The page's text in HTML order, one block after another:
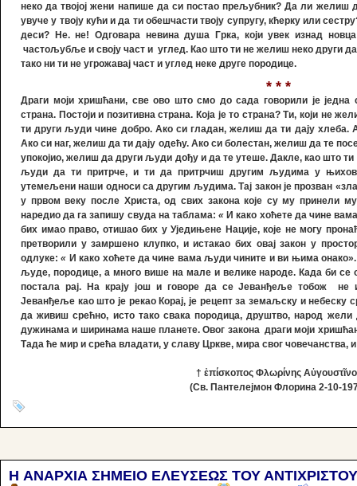
неко да твојој жени напише да си постао прељубник? Да ли желиш
увуче у твоју кући и да ти обешчасти твоју супругу, кћерку или
деси? Не. не! Одговара невина душа Грка, који увек изнад
частољубље и своју част и углед. Као што ти не желиш неко други
тако ни ти не угрожавај част и углед неке друге породице.
* * *
Драги моји хришћани, све ово што смо до сада говорили је једна
страна. Постоји и позитивна страна. Која је то страна? Ти, који не
ти други људи чине добро. Ако си гладан, желиш да ти дају хлеба.
Ако си наг, желиш да ти дају одећу. Ако си болестан, желиш да те
упокојио, желиш да други људи дођу и да те утеше. Дакле, као што ти
људи да ти притрче, и ти да притрчиш другим људима у
утемељени наши односи са другим људима. Тај закон је прозван
у првом веку после Христа, од свих закона које су му принели
наредио да га запишу свуда на таблама:« И како хоћете да чине
бих имао право, отишао бих у Уједињене Нације, које не могу
претворили у замршено клупко, и истакао бих овај закон у
одлуке:« И како хоћете да чине вама људи чините и ви њима
људе, породице, а много више на мале и велике народе. Када би се
постала рај. На крају још и говоре да се Јеванђеље тобож не
Јеванђеље као што је рекао Корај, је рецепт за земаљску и небеску
да живиш срећно, исто тако свака породица, друштво, народ
дужинама и ширинама наше планете. Овог закона драги моји
Тада ће мир и срећа владати, у славу Цркве, мира свог човечанства,
† ἐπίσκοπος Φλωρίνης
(Св. Пантелејмон Флорина 2-10-
H ΑΝΑΡΧΙΑ ΣΗΜΕΙΟ ΕΛΕΥΣΕΩΣ ΤΟΥ ΑΝΤΙΧΡΙΣΤΟΥ